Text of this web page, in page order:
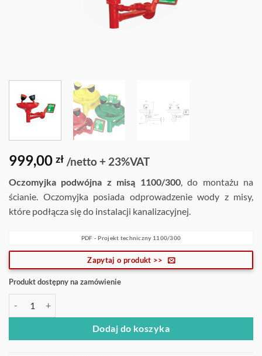
999,00 zł /netto + 23%VAT
Oczomyjka podwójna z misą 1100/300, do montażu na
ścianie. Oczomyjka posiada odprowadzenie wody z misy,
które podłącza się do instalacji kanalizacyjnej.
PDF - Projekt techniczny 1100/300
Zapytaj o produkt >>
Produkt dostępny na zamówienie
Dodaj do koszyka